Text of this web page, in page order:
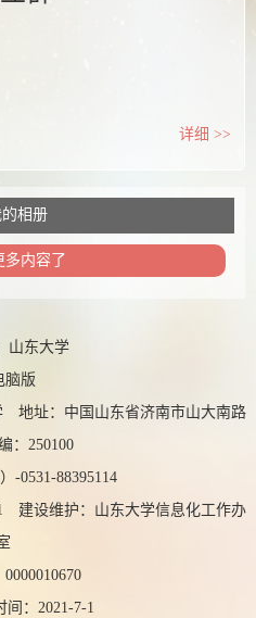
详细 >>
相册
多内容了
山东大学
脑版
址：中国山东省济南市山大南路
：250100
-0531-88395114
建设维护：山东大学信息化工作办
室
0000010670
： 2021-7-1